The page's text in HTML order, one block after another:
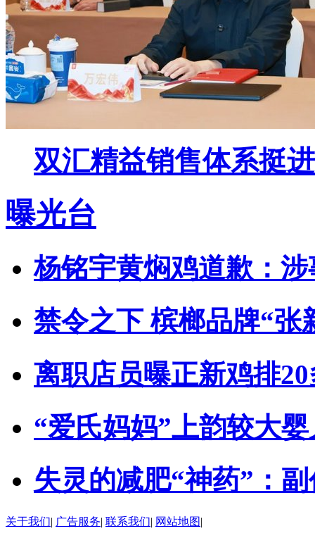
双汇精益销售体系挺
曝光台
杨铭宇黄焖鸡道歉：
禁令之下 槟榔品牌“张
离职店员曝正新鸡排
“爱氏妈妈”上韵较大
失灵的减肥“神药”：
关于我们| 广告服务| 联系我们| 网站地图|